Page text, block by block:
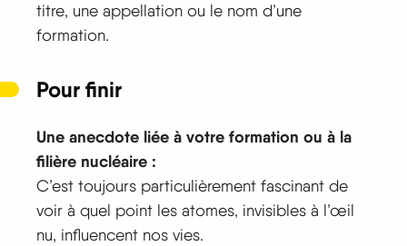
titre, une appellation ou le nom d’une
formation.
Pour finir
Une anecdote liée à votre formation ou à la
filière nucléaire :
C’est toujours particulièrement fascinant de
voir à quel point les atomes, invisibles à l’œil
nu, influencent nos vies.